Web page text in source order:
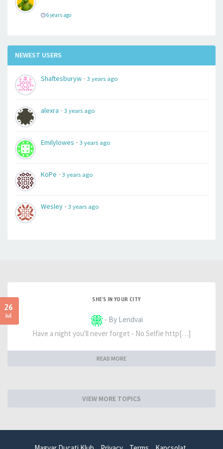
6 years ago
NEWEST USERS
Shaftesburyw - 3 years ago
alexra - 3 years ago
Emilylowes - 3 years ago
KoPe - 3 years ago
Wesley - 3 years ago
26
Jul
SHE'S IN YOUR CITY
- By Lendvai
Have a night you'll never forget - No Selfie http[…]
READ MORE
VIEW MORE TOPICS